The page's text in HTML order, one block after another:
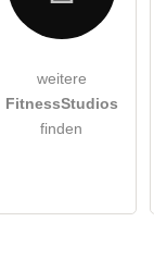
habe ich zur
weitere
FitnessStudios
finden